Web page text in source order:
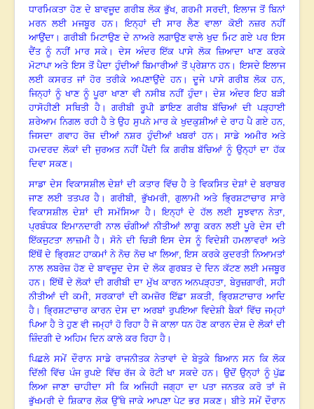
ਧਾਰਮਿਕਤਾ ਹੋਣ ਦੇ ਬਾਵਜੂਦ ਗਰੀਬ ਲੋਕ ਭੁੱਖ, ਗਰਮੀ ਸਰਦੀ,ਇਲਾਜ ਤੋਂ ਬਿਨਾਂ
ਮਰਨ ਲਈ ਮਜਬੂਰ ਹਨ।ਇਨ੍ਹਾਂ ਦੀ ਸਾਰ ਲੈਣ ਵਾਲਾ ਕੋਈ ਨਜ਼ਰ ਨਹੀਂ
ਆਉਂਦਾ । ਗਰੀਬੀ ਮਿਟਾਉਣ ਦੇ ਨਾਅਰੇ ਲਗਾਉਣ ਵਾਲੇ ਖੁਦ ਮਿਟ ਗਏ ਪਰ ਇਸ
ਦੈਂਤ ਨੂੰ ਨਹੀਂ ਮਾਰ ਸਕੇ। ਦੇਸ ਅੰਦਰ ਇੱਕ ਪਾਸੇ ਲੋਕ ਜ਼ਿਆਦਾ ਖਾਣ ਕਰਕੇ
ਮੋਟਾਪਾ ਅਤੇ ਇਸ ਤੋਂ ਪੈਦਾ ਹੁੰਦੀਆਂ ਬਿਮਾਰੀਆਂ ਤੋਂ ਪ੍ਰੇਸ਼ਾਨ ਹਨ।ਇਸਦੇ ਇਲਾਜ
ਲਈ ਕਸਰਤ ਜਾਂ ਹੋਰ ਤਰੀਕੇ ਅਪਣਾਉਂਦੇ ਹਨ। ਦੂਜੇ ਪਾਸੇ ਗਰੀਬ ਲੋਕ ਹਨ,
ਜਿਨ੍ਹਾਂ ਨੂੰ ਖਾਣ ਨੂੰ ਪੂਰਾ ਖਾਣਾ ਵੀ ਨਸੀਬ ਨਹੀਂ ਹੁੰਦਾ । ਦੇਸ਼ ਅੰਦਰ ਇਹ ਬੜੀ
ਹਾਸੋਹੀਣੀ ਸਥਿਤੀ ਹੈ। ਗਰੀਬੀ ਰੂਪੀ ਡਾਇਣ ਗਰੀਬ ਬੱਚਿਆਂ ਦੀ ਪੜ੍ਹਾਈ
ਸ਼ਰੇਆਮ ਨਿਗਲ ਰਹੀ ਹੈ ਤੇ ਉਹ ਸੁਪਨੇ ਮਾਰ ਕੇ ਖੁਦਕੁਸ਼ੀਆਂ ਦੇ ਰਾਹ ਪੈ ਗਏ ਹਨ,
ਜਿਸਦਾ ਗਵਾਹ ਰੋਜ਼ ਦੀਆਂ ਨਸ਼ਰ ਹੁੰਦੀਆਂ ਖਬਰਾਂ ਹਨ। ਸਾਡੇ ਅਮੀਰ ਅਤੇ
ਹਮਦਰਦ ਲੋਕਾਂ ਦੀ ਜੁਰਅਤ ਨਹੀਂ ਪੈਂਦੀ ਕਿ ਗਰੀਬ ਬੱਚਿਆਂ ਨੂੰ ਉਨ੍ਹਾਂ ਦਾ ਹੱਕ
ਦਿਵਾ ਸਕਣ।
ਸਾਡਾ ਦੇਸ ਵਿਕਾਸਸ਼ੀਲ ਦੇਸ਼ਾਂ ਦੀ ਕਤਾਰ ਵਿੱਚ ਹੈ ਤੇ ਵਿਕਸਿਤ ਦੇਸ਼ਾਂ ਦੇ ਬਰਾਬਰ
ਜਾਣ ਲਈ ਤਤਪਰ ਹੈ ।ਗਰੀਬੀ, ਭੁੱਖਮਰੀ, ਗੁਲਾਮੀ ਅਤੇ ਭ੍ਰਿਸ਼ਟਾਚਾਰ ਸਾਰੇ
ਵਿਕਾਸਸ਼ੀਲ ਦੇਸ਼ਾਂ ਦੀ ਸਮੱਸਿਆ ਹੈ।ਇਨ੍ਹਾਂ ਦੇ ਹੱਲ ਲਈ ਸੂਝਵਾਨ ਨੇਤਾ,
ਪ੍ਰਬੰਧਕ ਇਮਾਨਦਾਰੀ ਨਾਲ ਚੰਗੀਆਂ ਨੀਤੀਆਂ ਲਾਗੂ ਕਰਨ ਲਈ ਪੂਰੇ ਦੇਸ ਦੀ
ਇੱਕਜੁਟਤਾ ਲਾਜ਼ਮੀ ਹੈ ।ਸੋਨੇ ਦੀ ਚਿੜੀ ਇਸ ਦੇਸ ਨੂੰ ਵਿਦੇਸ਼ੀ ਹਮਲਾਵਰਾਂ ਅਤੇ
ਇੱਥੋਂ ਦੇ ਭ੍ਰਿਸ਼ਟ ਹਾਕਮਾਂ ਨੇ ਨੋਚ ਨੋਚ ਖਾ ਲਿਆ, ਇਸ ਕਰਕੇ ਕੁਦਰਤੀ ਨਿਆਮਤਾਂ
ਨਾਲ ਲਬਰੇਜ਼ ਹੋਣ ਦੇ ਬਾਵਜੂਦ ਦੇਸ ਦੇ ਲੋਕ ਗੁਰਬਤ ਦੇ ਦਿਨ ਕੱਟਣ ਲਈ ਮਜਬੂਰ
ਹਨ।ਇੱਥੋਂ ਦੇ ਲੋਕਾਂ ਦੀ ਗਰੀਬੀ ਦਾ ਮੁੱਖ ਕਾਰਨ ਅਨਪੜ੍ਹਤਾ, ਬੇਰੁਜ਼ਗਾਰੀ,ਸਹੀ
ਨੀਤੀਆਂ ਦੀ ਕਮੀ, ਸਰਕਾਰਾਂ ਦੀ ਕਮਜ਼ੋਰ ਇੱਛਾ ਸ਼ਕਤੀ, ਭ੍ਰਿਸ਼ਟਾਚਾਰ ਆਦਿ
ਹੈ । ਭ੍ਰਿਸ਼ਟਾਚਾਰ ਕਾਰਨ ਦੇਸ ਦਾ ਅਰਬਾਂ ਰੁਪਇਆ ਵਿਦੇਸ਼ੀ ਬੈਕਾਂ ਵਿੱਚ ਜਮ੍ਹਾਂ
ਪਿਆ ਹੈ ਤੇ ਹੁਣ ਵੀ ਜਮ੍ਹਾਂ ਹੋ ਰਿਹਾ ਹੈ ਜੋ ਕਾਲਾ ਧਨ ਹੋਣ ਕਾਰਨ ਦੇਸ਼ ਦੇ ਲੋਕਾਂ ਦੀ
ਜ਼ਿੰਦਗੀ ਦੇ ਅਹਿਮ ਦਿਨ ਕਾਲੇ ਕਰ ਰਿਹਾ ਹੈ ।
ਪਿਛਲੇ ਸਮੇਂ ਦੌਰਾਨ ਸਾਡੇ ਰਾਜਨੀਤਕ ਨੇਤਾਵਾਂ ਦੇ ਬੇਤੁਕੇ ਬਿਆਨ ਸਨ ਕਿ ਲੋਕ
ਦਿੱਲੀ ਵਿੱਚ ਪੰਜ ਰੁਪਏ ਵਿੱਚ ਰੱਜ ਕੇ ਰੋਟੀ ਖਾ ਸਕਦੇ ਹਨ। ਉਦੋਂ ਉਨ੍ਹਾਂ ਨੂੰ ਪੁੱਛ
ਲਿਆ ਜਾਣਾ ਚਾਹੀਦਾ ਸੀ ਕਿ ਅਜਿਹੀ ਜਗ੍ਹਾ ਦਾ ਪਤਾ ਜਨਤਕ ਕਰੋ ਤਾਂ ਜੋ
ਭੁੱਖਮਰੀ ਦੇ ਸ਼ਿਕਾਰ ਲੋਕ ਉੱਥੇ ਜਾਕੇ ਆਪਣਾ ਪੇਟ ਭਰ ਸਕਣ।ਬੀਤੇ ਸਮੇਂ ਦੌਰਾਨ